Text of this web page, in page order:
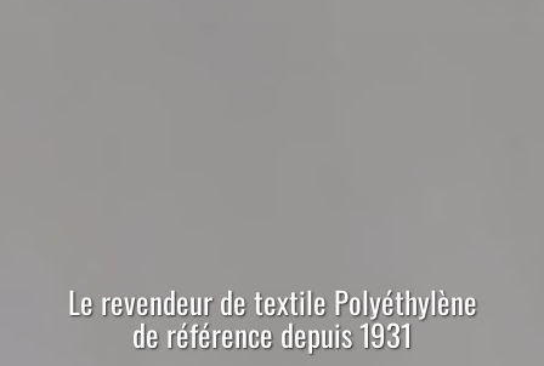
Lerevendeurdetextile Polyéthylène
de référence depuis 1931